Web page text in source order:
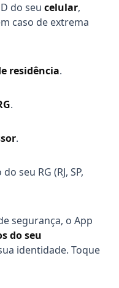
do seu celular,
caso de extrema
residência.
.
.
seu RG (RJ, SP,
segurança, o App
do seu
identidade. Toque